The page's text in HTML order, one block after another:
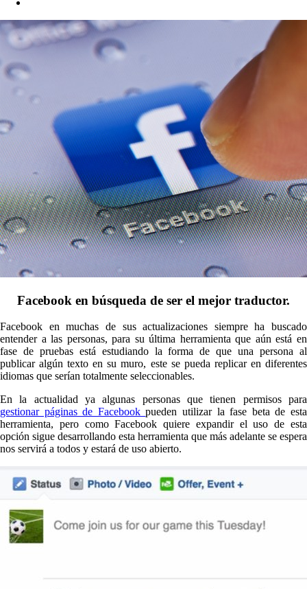
Facebook en búsqueda de ser el mejor traductor.
Facebook en muchas de sus actualizaciones siempre ha buscado
entender a las personas, para su última herramienta que aún está en
fase de pruebas está estudiando la forma de que una persona al
publicar algún texto en su muro, este se pueda replicar en diferentes
idiomas que serían totalmente seleccionables.
En la actualidad ya algunas personas que tienen permisos para
gestionar páginas de Facebookpueden utilizar la fase beta de esta
herramienta, pero como Facebook quiere expandir el uso de esta
opción sigue desarrollando esta herramienta que más adelante se espera
nos servirá a todos y estará de uso abierto.